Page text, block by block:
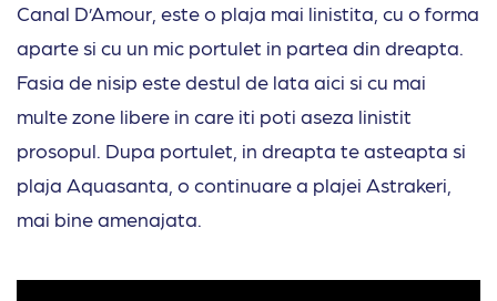
Canal D’Amour, este o plaja mai linistita, cu o forma
aparte si cu un mic portulet in partea din dreapta.
Fasia de nisip este destul de lata aici si cu mai
multe zone libere in care iti poti aseza linistit
prosopul. Dupa portulet, in dreapta te asteapta si
plaja Aquasanta, o continuare a plajei Astrakeri,
mai bine amenajata.